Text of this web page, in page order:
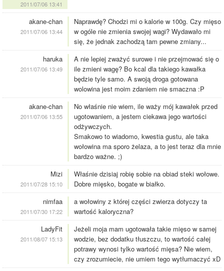
2011/07/06 13:41
akane-chan
2011/07/06 13:44
Naprawdę? Chodzi mi o kalorie w 100g. Czy mięso
w ogóle nie zmienia swojej wagi? Wydawało mi
się, że jednak zachodzą tam pewne zmiany...
haruka
2011/07/06 13:49
A nie lepiej zważyć surowe i nie przejmować się o
ile zmieni wagę? Bo kcal dla takiego kawałka
będzie tyle samo. A swoją droga gotowana
wolowina jest moim zdaniem nie smaczna :P
akane-chan
2011/07/06 13:55
No właśnie nie wiem, ile waży mój kawałek przed
ugotowaniem, a jestem ciekawa jego wartości
odżywczych.
Smakowo to wiadomo, kwestia gustu, ale taka
wołowina ma sporo żelaza, a to jest teraz dla mnie
bardzo ważne. ;)
Mizi
2011/07/28 15:10
Właśnie dzisiaj robię sobie na obiad steki wołowe.
Dobre mięsko, bogate w białko.
nimfaa
2011/07/30 17:22
a wołowiny z której części zwierza dotyczy ta
wartość kaloryczna?
LadyFit
2011/08/07 15:13
Jeżeli moja mam ugotowała takie mięso w samej
wodzie, bez dodatku tłuszczu, to wartość całej
potrawy wynosi tylko wartość mięsa? Nie wiem,
czy zrozumiecie, nie umiem tego wytłumaczyć xD